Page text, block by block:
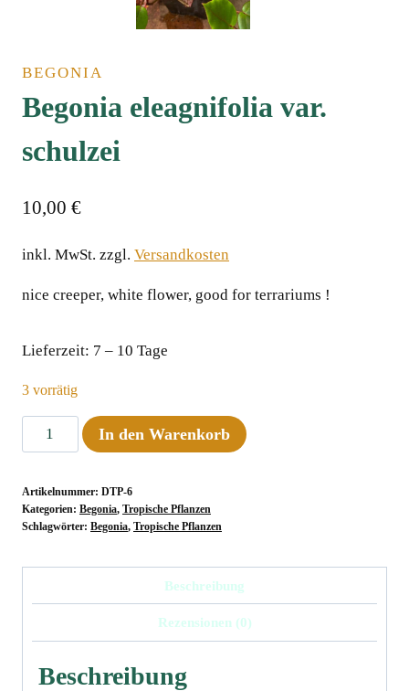
BEGONIA
Begonia eleagnifolia var.
schulzei
10,00 €
inkl. MwSt. zzgl. Versandkosten
nice creeper, white flower, good for terrariums !
Lieferzeit: 7 – 10 Tage
3 vorrätig
Begonia
eleagnifolia
schulzei
Menge
In den Warenkorb
Artikelnummer: DTP-6
Kategorien: Begonia, Tropische Pflanzen
Schlagwörter: Begonia, Tropische Pflanzen
Beschreibung
Rezensionen (0)
Beschreibung